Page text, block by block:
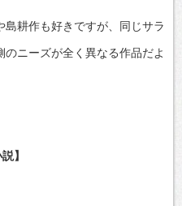
島耕作も好きですが、同じサラ
ニーズが全く異なる作品だよ
】